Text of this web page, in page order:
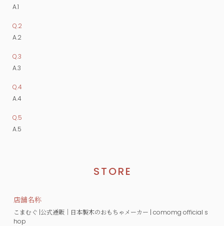
A.
Q.
A.
Q.
A.
Q.
A.
Q.
A.
STORE
店舗名称
こまむぐ |公式通販｜日本製木のおもちゃメーカー | comomg official s
hop